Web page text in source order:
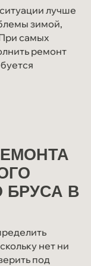
лучше
зимой,
самых
ремонт
БРУСА В
нет ни
под